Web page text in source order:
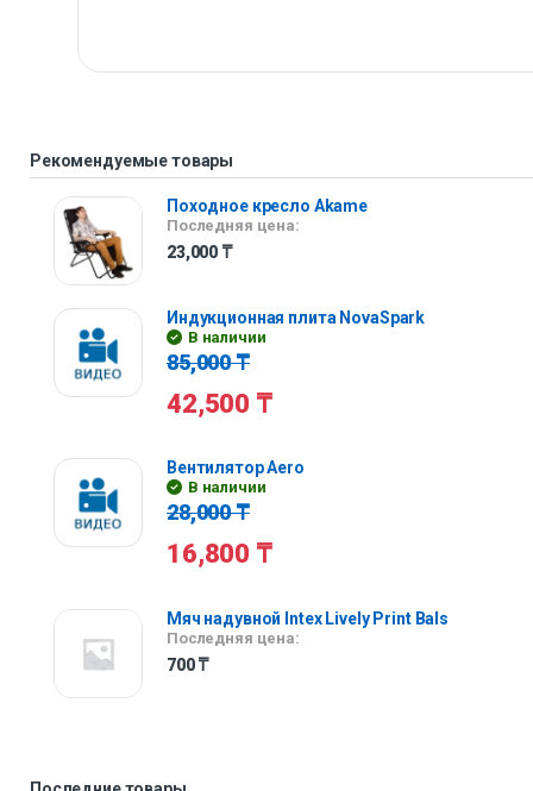
Рекомендуемые товары
Походное кресло Akame
Последняя цена:
23,000 ₸
Индукционная плита NovaSpark
В наличии
85,000₸
42,500 ₸
Вентилятор Aero
В наличии
28,000₸
16,800 ₸
Мяч надувной Intex Lively Print Bals
Последняя цена:
700₸